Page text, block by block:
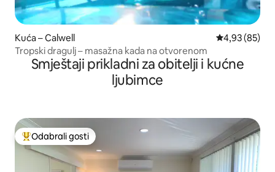
Kuća – Calwell Prosječna
4,93 (85)
Tropski dragulj – masažna kada na otvorenom
Smještaji prikladni za obitelji i kućne
ljubimce
Među najviše rangiranima s oznakom „Odabrali gosti”
Odabrali gosti